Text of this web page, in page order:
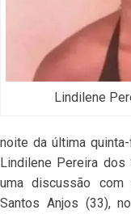
Lindilene
noite da última
Lindilene Pereira
uma discussão
Santos Anjos (33),